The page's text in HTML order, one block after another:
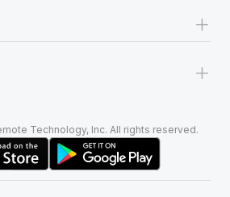
+
+
Technology, Inc. All rights reserved.